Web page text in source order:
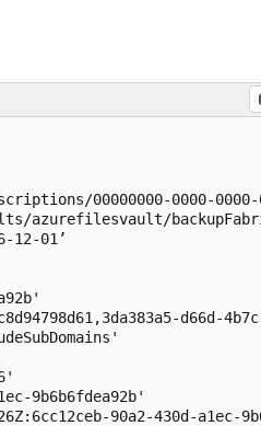
00000000-0000-0000-
azurefilesvault/
12-01’
d66d-4b7c-
9b6b6fdea92b'
90a2-430d-a1ec-